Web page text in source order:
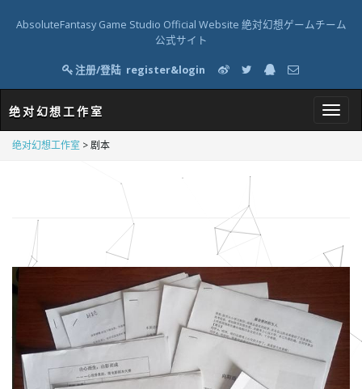
AbsoluteFantasy Game Studio Official Website 絶対幻想ゲームチーム
公式サイト
注册/登陆 register&login
g
绝对幻想工作室
绝对幻想工作室 >剧本